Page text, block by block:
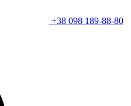
+38 098 189-88-80